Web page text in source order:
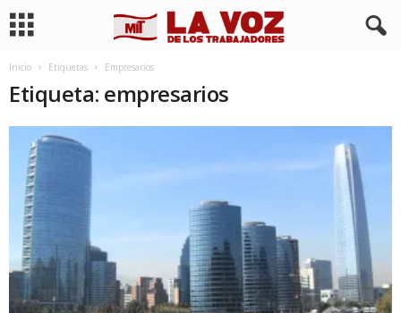
Inicio Etiquetas Empresarios
Etiqueta: empresarios